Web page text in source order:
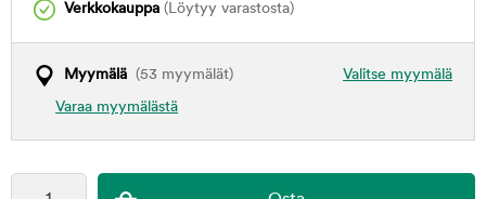
Verkkokauppa (Löytyy varastosta)
Valitse myymälä
Myymälä (53 myymälät)
Varaa myymälästä